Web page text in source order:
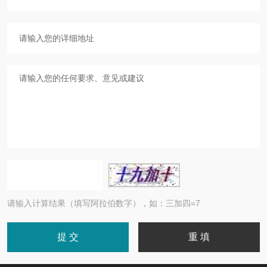
请输入计算结果（填写阿拉伯数字），如：三加四=7